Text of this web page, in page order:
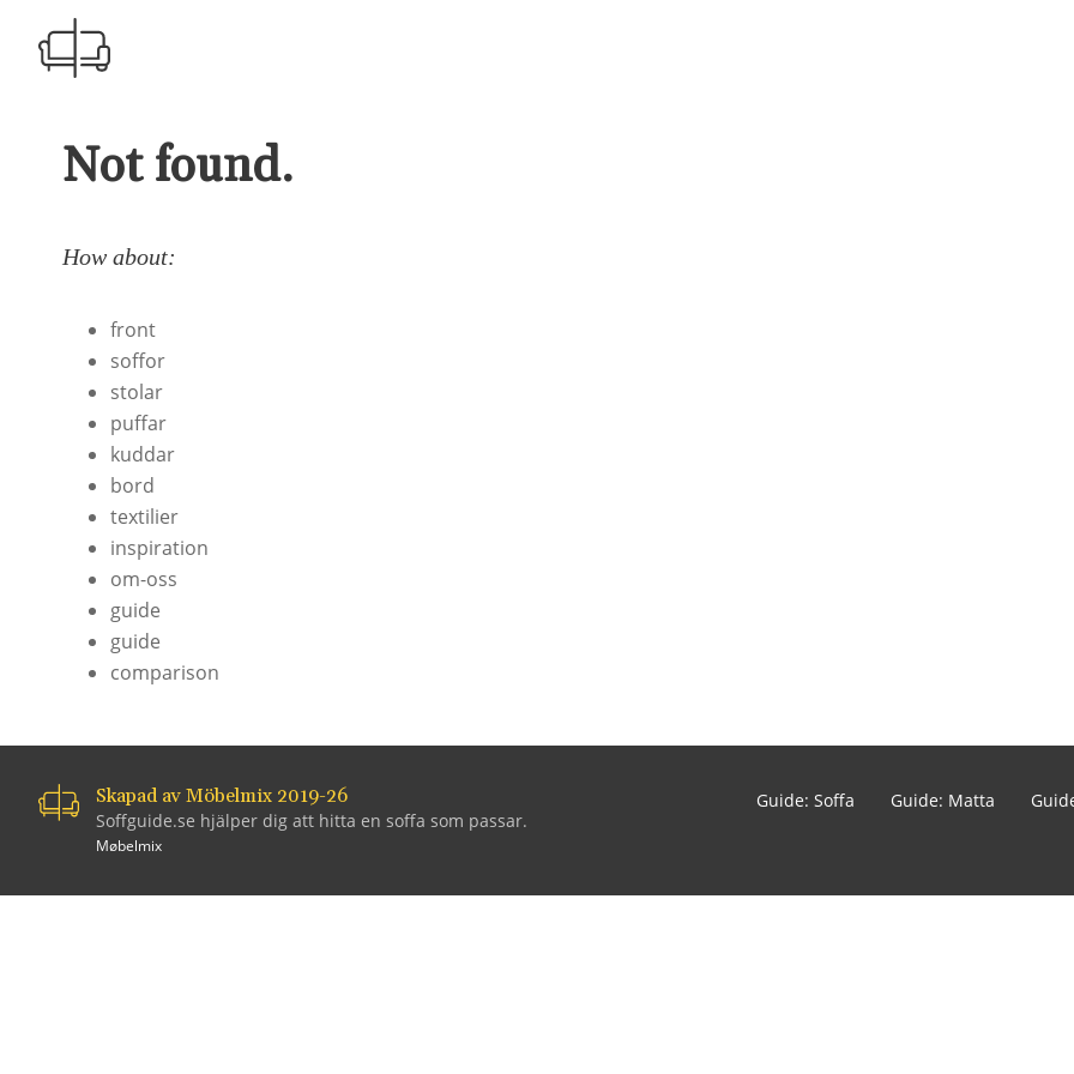
Not found.
How about:
front
soffor
stolar
puffar
kuddar
bord
textilier
inspiration
om-oss
guide
guide
comparison
Skapad av Möbelmix 2019-26
Soffguide.se hjälper dig att hitta en soffa som passar.
Guide: Soffa Guide: Matta
Møbelmix